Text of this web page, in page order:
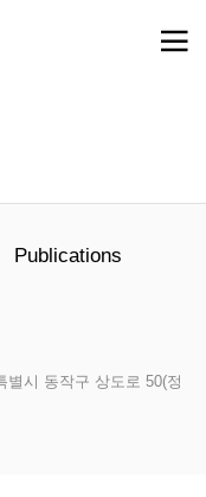
Publications
별시 동작구 상도로 50(정